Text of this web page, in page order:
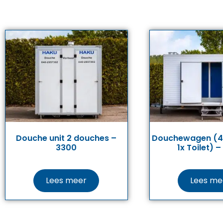
Douche unit 2 douches –
3300
Lees meer
Douchewagen
1x Toilet)
Lees